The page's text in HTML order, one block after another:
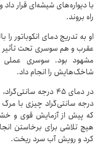
با دیواره‌های شیشه‌ای قرار
راه بروند.
عقرب و هم سوسری تحت تأثیر
مشهود بود. سوسری
شاخک‌هایش را انجام داد.
درجه سانتی‌گراد چیزی با
که پیش از آزمایش قوی و
هیچ تلاشی برای برخاستن
کرد و رویش آب سرد ریخت.